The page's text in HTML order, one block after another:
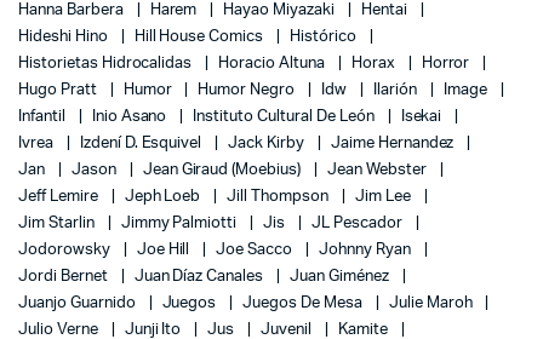
Hanna Barbera
Harem Hayao Miyazaki
Hentai
Hideshi Hino
Hill House Comics
Histórico
Historietas Hidrocalidas
Horacio Altuna Horax
Horror
Hugo Pratt
Humor Humor Negro Idw Ilarión
Image
Infantil
Inio Asano Instituto Cultural De León
Isekai
Ivrea
Izdení D. Esquivel Jack Kirby
Jaime Hernandez
Jan
Jason Jean Giraud (Moebius)
Jean Webster
Jeff Lemire
Jeph Loeb Jill Thompson
Jim Lee
Jim Starlin
Jimmy Palmiotti Jis
JL Pescador
Jodorowsky
Joe Hill Joe Sacco
Johnny Ryan
Jordi Bernet
Juan Díaz Canales
Juan Giménez
Juanjo Guarnido
Juegos Juegos De Mesa
Julie Maroh
Julio Verne
Junji Ito Jus Juvenil
Kamite